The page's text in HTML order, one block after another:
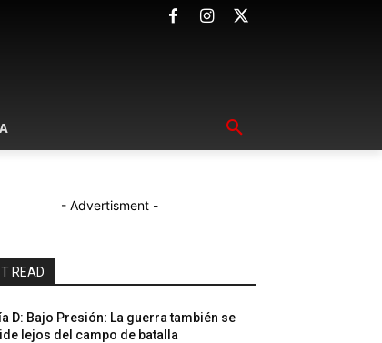
- Advertisment -
READ
D: Bajo Presión: La guerra también se
lejos del campo de batalla